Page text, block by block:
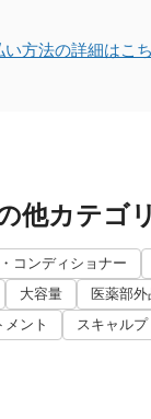
い方法の詳細はこ
他カテゴリ
コンディショナー
大容量
医薬部外
メント
スキャル